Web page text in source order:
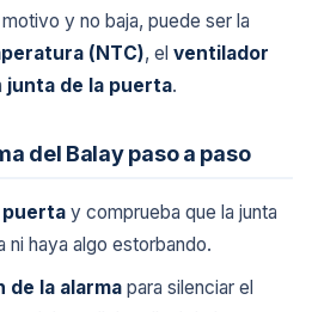
y no baja, puede ser la
(NTC), elventilador
junta de la puerta.
del Balay paso a paso
puerta y comprueba que la junta
ni haya algo estorbando.
de la alarma para silenciar el